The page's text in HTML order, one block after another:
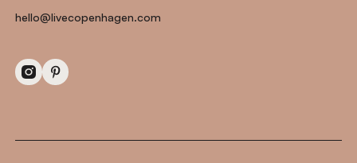
hello@livecopenhagen.com